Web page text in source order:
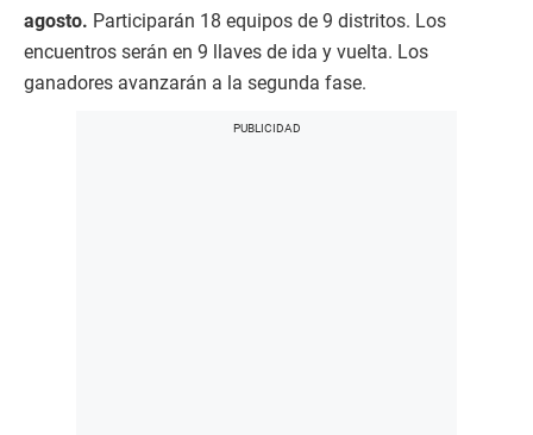
agosto. Participarán 18 equipos de 9 distritos. Los
encuentros serán en 9 llaves de ida y vuelta. Los
ganadores avanzarán a la segunda fase.